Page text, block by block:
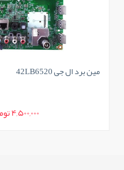
مین برد ال جی 42LB6520
4,500,000 تومان